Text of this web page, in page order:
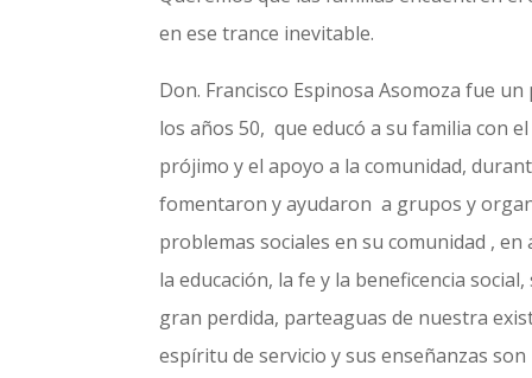
en ese trance inevitable.
Don. Francisco Espinosa Asomoza fue
los años 50, que educó a su familia con
prójimo y el apoyo a la comunidad,
fomentaron y ayudaron a grupos y
problemas sociales en su comunidad ,
la educación, la fe y la beneficencia
gran perdida, parteaguas de nuestra
espíritu de servicio y sus enseñanzas